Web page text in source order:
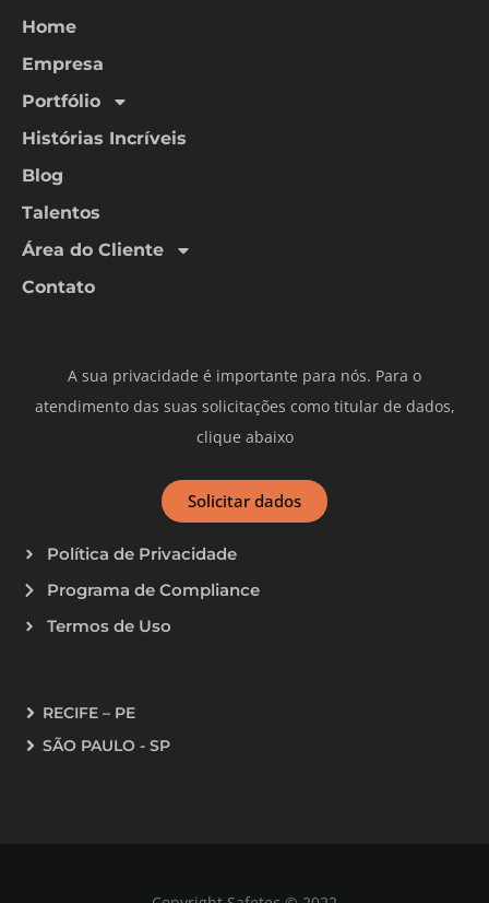
Home
Empresa
Portfólio
Histórias Incríveis
Blog
Talentos
Área do Cliente
Contato
A sua privacidade é importante para nós. Para o
atendimento das suas solicitações como titular de dados,
clique abaixo
Solicitar dados
Política de Privacidade
Programa de Compliance
Termos de Uso
RECIFE – PE
SÃO PAULO - SP